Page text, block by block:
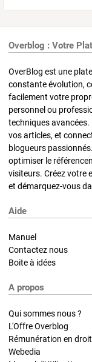
Overblog : Votre
OverBlog est une
constante évolution,
facilement votre
personnel ou
techniques
vos articles, et
blogueurs
optimiser le
visiteurs. Créez votre
et démarquez-vous
Aide
Manuel
Contactez nous
Boite à idées
A propos
Qui sommes nous ?
L'Offre Overblog
Rémunération en
Webedia